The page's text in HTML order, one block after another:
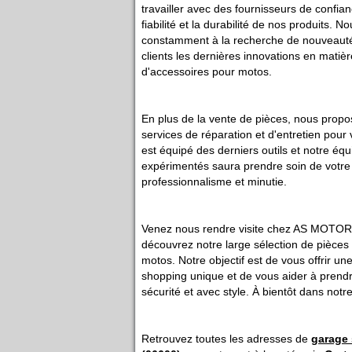
travailler avec des fournisseurs de
fiabilité et la durabilité de nos produits.
constamment à la recherche de
clients les dernières innovations en
d'accessoires pour motos.
En plus de la vente de pièces, nous
services de réparation et d'entretien pour
est équipé des derniers outils et notre
expérimentés saura prendre soin de
professionnalisme et minutie.
Venez nous rendre visite chez AS
découvrez notre large sélection de
motos. Notre objectif est de vous offrir
shopping unique et de vous aider à
sécurité et avec style. À bientôt dans
Retrouvez toutes les adresses de garage